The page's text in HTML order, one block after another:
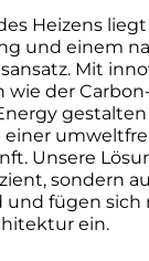
Heizens
und einem
Mit
wie der
einer
Unsere
sondern
und fügen sich
ein.